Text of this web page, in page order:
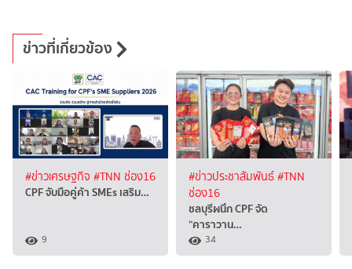
ข่าวที่เกี่ยวข้อง
#ข่าวเศรษฐกิจ #TNN ช่อง16
CPF จับมือคู่ค้า SMEs เสริม…
9
#ข่าวประชาสัมพันธ์#TNN
ช่อง16
ชลบุรีผนึก CPF จัด
“คาราวาน…
34